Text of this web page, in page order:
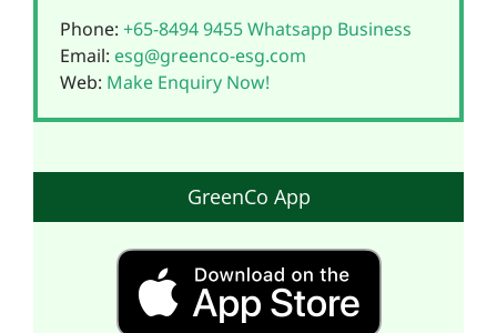
Phone: +65-8494 9455Whatsapp Business
Email: esg@greenco-esg.com
Web: Make Enquiry Now!
GreenCo App